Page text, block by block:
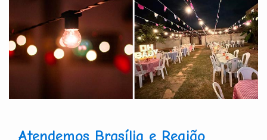
Atendemos Brasília e Região